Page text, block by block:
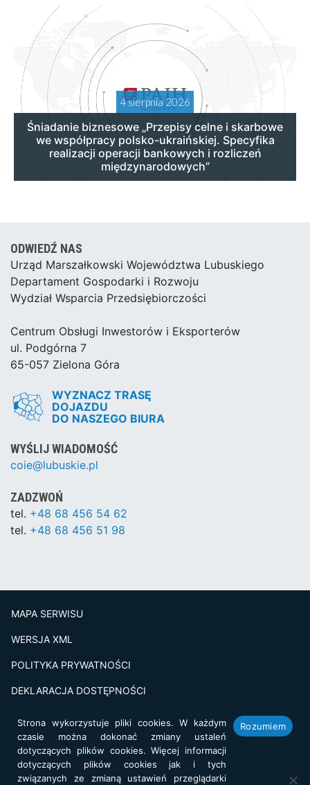
4 sierpnia 2026
Śniadanie biznesowe „Przepisy celne i skarbowe
we współpracy polsko-ukraińskiej. Specyfika
realizacji operacji bankowych i rozliczeń
międzynarodowych”
ODWIEDŹ NAS
Urząd Marszałkowski Województwa Lubuskiego
Departament Gospodarki i Rozwoju
Wydział Wsparcia Przedsiębiorczości
Centrum Obsługi Inwestorów i Eksporterów
ul. Podgórna 7
65-057 Zielona Góra
WYZNACZ TRASĘ
DOJAZDU
DO NASZEGO BIURA
WYŚLIJ WIADOMOŚĆ
coie@lubuskie.pl
ZADZWOŃ
tel. +48 68 456 54 62
tel. +48 68 456 51 98
MAPA SERWISU
WERSJA XML
POLITYKA PRYWATNOŚCI
DEKLARACJA DOSTĘPNOŚCI
Projekt i realizacja: netkoncept.com
Strona wykorzystuje pliki cookies. W każdym
czasie można dokonać zmiany ustaleń
dotyczących plików cookies. Więcej informacji
dotyczących plików cookies jak i tych
związanych ze zmianą ustawień przeglądarki
Rozumiem